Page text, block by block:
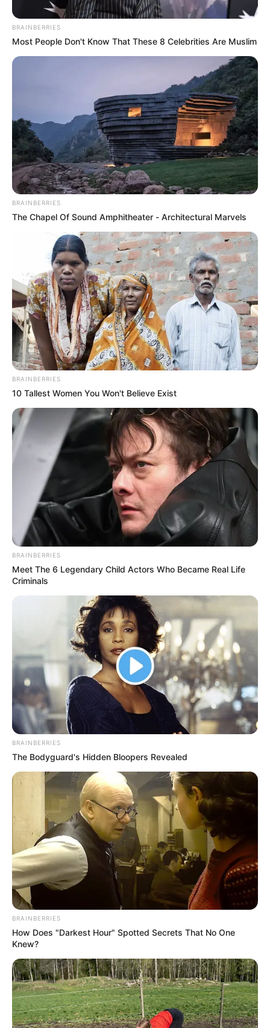
Del infierno de las drogas a cambiar
vidas: exlibretista estará en San Gil
LIBROS
Valledupar abre sus
páginas: arranca la gran
fiesta de los libros en el
MUNDIAL DE FÚTBOL
Mundial 2026: los 5 libros
que todo hincha debe leer
antes de que ruede el
balón
LIBROS
presenta “Condumio”, un
libro que mezcla cocina,
memoria y emociones
FERIA DEL LIBRO DE BOGOTÁ
William Vega Fernández
brilló en la FILBo con
Cenizas doradas: una
historia olvidada del
Pacífico colombiano
FERIA DEL LIBRO DE BOGOTÁ
viral en la Feria del Libro
por historias inéditas
rurales
FERIA DEL LIBRO DE BOGOTÁ
Neiva se luce en la FILBo
con 8 escritores y la
entrega del premio de la
XX Bienal Internacional
José Eustasio Rivera
FILBO
¡Ajá ve! Letras del Caribe
se estarán presentes en la
FILBo con sabor a brisa y
tinta costeña
MEDELLÍN
Medellín será la Capital
Mundial del Libro en 2027:
SALOMÉ RODRÍGUEZ
Salomé, hija de James
Rodríguez y Daniela
Ospina, anotó su primer
BRAINBERRIES
Most People Don't Know That These 8 Celebrities Are Muslim
BRAINBERRIES
The Chapel Of Sound Amphitheater - Architectural Marvels
BRAINBERRIES
10 Tallest Women You Won't Believe Exist
BRAINBERRIES
Meet The 6 Legendary Child Actors Who Became Real Life
Criminals
BRAINBERRIES
The Bodyguard's Hidden Bloopers Revealed
BRAINBERRIES
How Does "Darkest Hour" Spotted Secrets That No One
Knew?